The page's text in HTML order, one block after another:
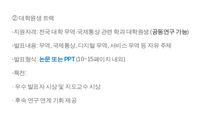
② 대학원생 트랙
-지원자격: 전국 대학 무역·국제통상 관련 학과 대학원생 (공동연구 가능)
-발표내용: 무역, 국제통상, 디지털 무역, 서비스 무역 등 자유 주제
-발표형식:논문 또는 PPT(10~15페이지 내외)
-특전:
· 우수 발표자 시상 및 지도교수 시상
· 후속 연구 연계 기회 제공